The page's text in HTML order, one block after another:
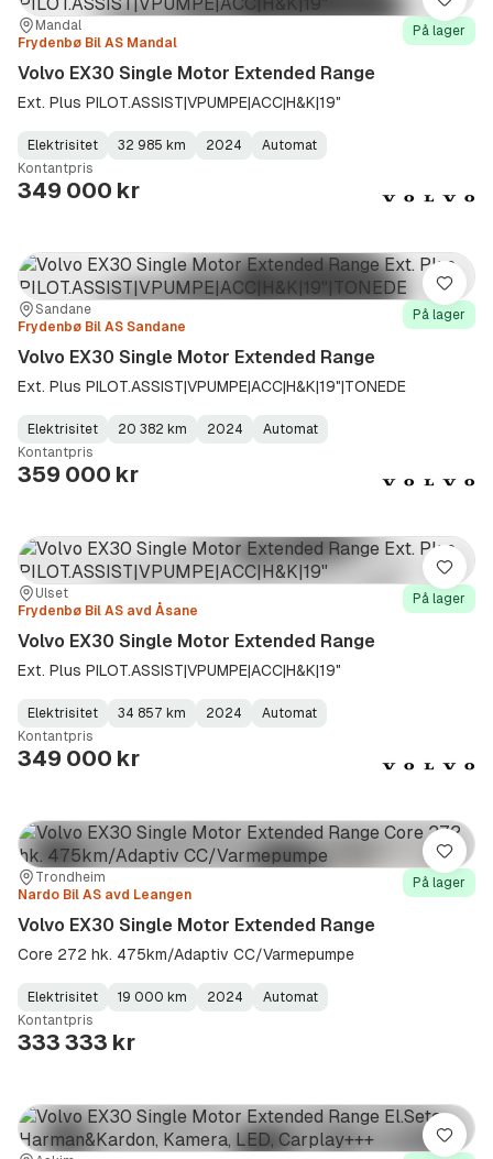
Sted:Mandal
Forhandler:
Frydenbø Bil AS Mandal
På lager
Volvo EX30 Single Motor Extended Range
Ext. Plus PILOT.ASSIST|VPUMPE|ACC|H&K|19"
Fuel
Type:
Elektrisitet
Kilometerstand:
32 985 km
Model
Year:
2024
Gearbox
Type:
Automat
Kontantpris
349 000 kr
Lagre
Sted:
Sandane
Forhandler:
Frydenbø Bil AS Sandane
På lager
Volvo EX30 Single Motor Extended Range
Ext. Plus PILOT.ASSIST|VPUMPE|ACC|H&K|19"|TONEDE
Fuel
Type:
Elektrisitet
Kilometerstand:
20 382 km
Model
Year:
2024
Gearbox
Type:
Automat
Kontantpris
359 000 kr
Lagre
Sted:
Ulset
Forhandler:
Frydenbø Bil AS avd Åsane
På lager
Volvo EX30 Single Motor Extended Range
Ext. Plus PILOT.ASSIST|VPUMPE|ACC|H&K|19"
Fuel
Type:
Elektrisitet
Kilometerstand:
34 857 km
Model
Year:
2024
Gearbox
Type:
Automat
Kontantpris
349 000 kr
Lagre
Sted:Trondheim
Forhandler:
Nardo Bil AS avd Leangen
På lager
Volvo EX30 Single Motor Extended Range
Core 272 hk. 475km/Adaptiv CC/Varmepumpe
Fuel
Type:
Elektrisitet
Kilometerstand:
19 000 km
Model
Year:
2024
Gearbox
Type:
Automat
Kontantpris
333 333 kr
Lagre
Lagre